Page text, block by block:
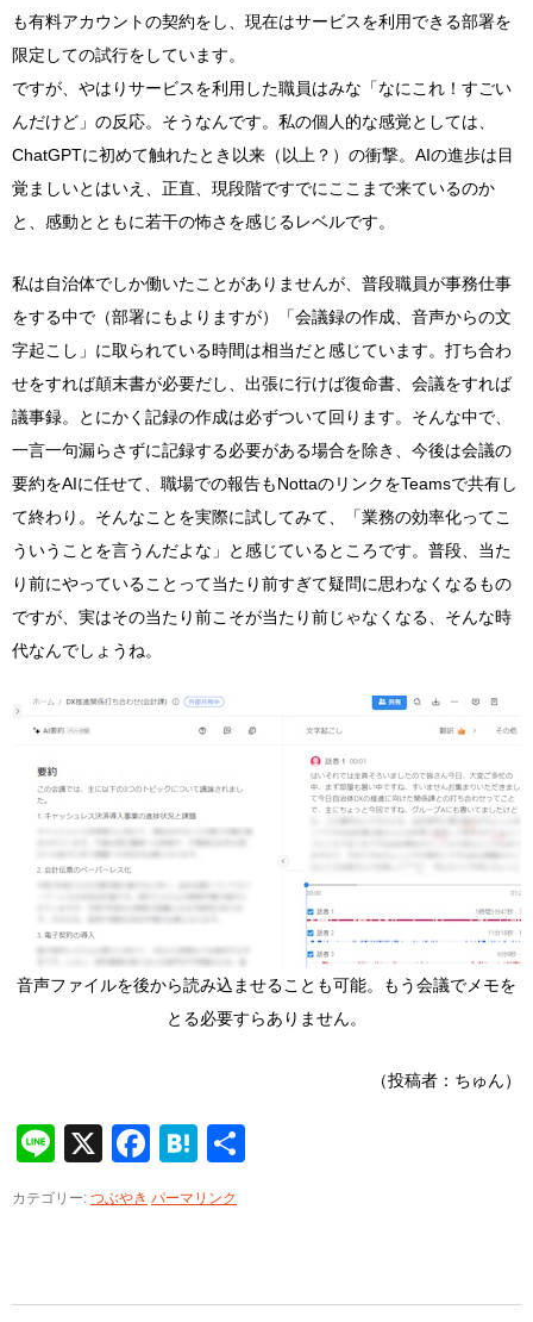
も有料アカウントの契約をし、現在はサービスを利用できる部署を
限定しての試行をしています。
ですが、やはりサービスを利用した職員はみな「なにこれ！すごい
んだけど」の反応。そうなんです。私の個人的な感覚としては、
ChatGPTに初めて触れたとき以来（以上？）の衝撃。AIの進歩は目
覚ましいとはいえ、正直、現段階ですでにここまで来ているのか
と、感動とともに若干の怖さを感じるレベルです。
私は自治体でしか働いたことがありませんが、普段職員が事務仕事
をする中で（部署にもよりますが）「会議録の作成、音声からの文
字起こし」に取られている時間は相当だと感じています。打ち合わ
せをすれば顛末書が必要だし、出張に行けば復命書、会議をすれば
議事録。とにかく記録の作成は必ずついて回ります。そんな中で、
一言一句漏らさずに記録する必要がある場合を除き、今後は会議の
要約をAIに任せて、職場での報告もNottaのリンクをTeamsで共有し
て終わり。そんなことを実際に試してみて、「業務の効率化ってこ
ういうことを言うんだよな」と感じているところです。普段、当た
り前にやっていることって当たり前すぎて疑問に思わなくなるもの
ですが、実はその当たり前こそが当たり前じゃなくなる、そんな時
代なんでしょうね。
音声ファイルを後から読み込ませることも可能。もう会議でメモを
とる必要すらありません。
（投稿者：ちゅん）
Line
X Facebook
Hatena
カテゴリー: つぶやき パーマリンク